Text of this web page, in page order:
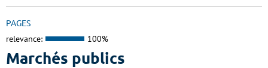
PAGES
relevance: 100%
Marchés publics